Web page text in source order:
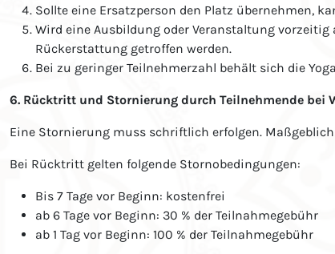
Sollte eine Ersatzperson den Platz übernehmen,
Wird eine Ausbildung oder Veranstaltung
Rückerstattung getroffen werden.
Bei zu geringer Teilnehmerzahl behält sich die
6. Rücktritt und Stornierung durch Teilnehmende bei
Eine Stornierung muss schriftlich erfolgen.
Bei Rücktritt gelten folgende Stornobedingungen:
Bis 7 Tage vor Beginn: kostenfrei
ab 6 Tage vor Beginn: 30 % der Teilnahmegebühr
ab 1 Tag vor Beginn: 100 % der Teilnahmegebühr